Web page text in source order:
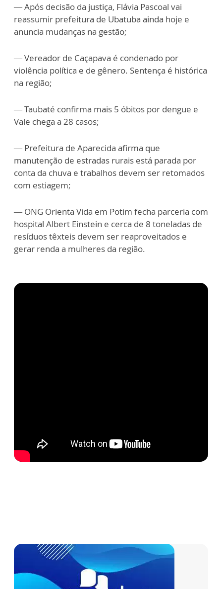
— Após decisão da justiça, Flávia Pascoal vai
reassumir prefeitura de Ubatuba ainda hoje e
anuncia mudanças na gestão;
— Vereador de Caçapava é condenado por
violência política e de gênero. Sentença é histórica
na região;
— Taubaté confirma mais 5 óbitos por dengue e
Vale chega a 28 casos;
— Prefeitura de Aparecida afirma que
manutenção de estradas rurais está parada por
conta da chuva e trabalhos devem ser retomados
com estiagem;
— ONG Orienta Vida em Potim fecha parceria com
hospital Albert Einstein e cerca de 8 toneladas de
resíduos têxteis devem ser reaproveitados e
gerar renda a mulheres da região.